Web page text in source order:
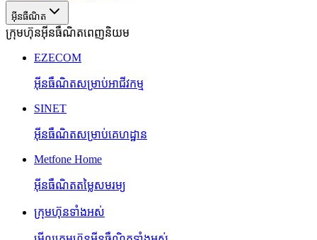
អ៊ីនធឺណិត
ក្រុមហ៊ុនអ៊ីនធឺណិតពេញនិយម
EZECOM
អ៊ីនធឺណិតសម្រាប់អាជីវកម្ម
SINET
អ៊ីនធឺណិតសម្រាប់គេហដ្ឋាន
Metfone Home
អ៊ីនធឺណិតតម្លៃសមរម្យ
ក្រុមហ៊ុនទាំងអស់